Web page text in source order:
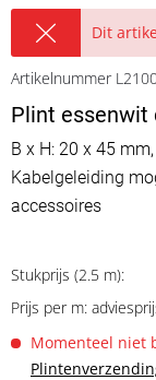
Dit
Artikelnummer
Plint essenwit
B x H: 20 x 45
Kabelgeleiding
accessoires
Stukprijs (2.5 m):
Prijs per m:
Momenteel niet